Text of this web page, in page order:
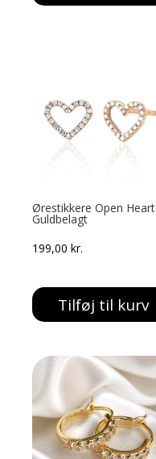
Ørestikkere Open Heart
Guldbelagt
199,00kr.
Tilføj til kurv